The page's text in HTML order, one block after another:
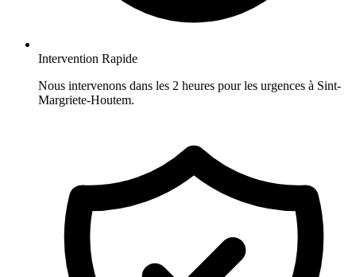
Intervention Rapide
Nous intervenons dans les 2 heures pour les urgences à Sint-
Margriete-Houtem.